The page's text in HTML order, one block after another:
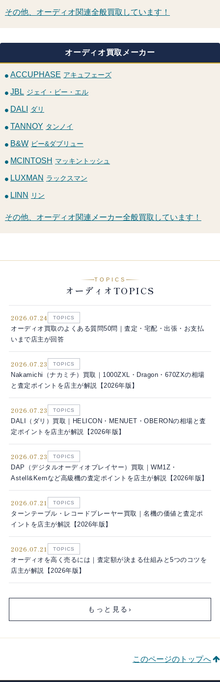
その他、オーディオ関連全般買取しています！
オーディオ買取メーカー
ACCUPHASE アキュフェーズ
JBL ジェイ・ビー・エル
DALI ダリ
TANNOY タンノイ
B&W ビー&ダブリュー
MCINTOSH マッキントッシュ
LUXMAN ラックスマン
LINN リン
その他、オーディオ関連メーカー全般買取しています！
TOPICS
オーディオTOPICS
2026.07.24 TOPICS
オーディオ買取のよくある質問50問｜査定・宅配・出張・お支払
いまで店主が回答
2026.07.23 TOPICS
Nakamichi（ナカミチ）買取｜1000ZXL・Dragon・670ZXの相場
と査定ポイントを店主が解説【2026年版】
2026.07.23 TOPICS
DALI（ダリ）買取｜HELICON・MENUET・OBERONの相場と査
定ポイントを店主が解説【2026年版】
2026.07.23 TOPICS
DAP（デジタルオーディオプレイヤー）買取｜WM1Z・
Astell&Kernなど高級機の査定ポイントを店主が解説【2026年版】
2026.07.21 TOPICS
ターンテーブル・レコードプレーヤー買取｜名機の価値と査定ポ
イントを店主が解説【2026年版】
2026.07.21 TOPICS
オーディオを高く売るには｜査定額が決まる仕組みと5つのコツを
店主が解説【2026年版】
もっと見る ›
このページのトップへ